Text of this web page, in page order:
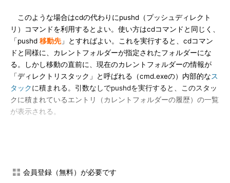
このような場合はcdの代わりにpushd（プッシュディレクト
リ）コマンドを利用するとよい。使い方はcdコマンドと同じく、
「pushd 移動先」とすればよい。これを実行すると、cdコマン
ドと同様に、カレントフォルダーが指定されたフォルダーにな
る。しかし移動の直前に、現在のカレントフォルダーの情報が
「ディレクトリスタック」と呼ばれる（cmd.exeの）内部的なス
タックに積まれる。引数なしでpushdを実行すると、このスタッ
クに積まれているエントリ（カレントフォルダーの履歴）の一覧
が表示される。
元の場所へ戻ることができる。popdコマンドには引数はなく、
会員登録（無料）が必要です